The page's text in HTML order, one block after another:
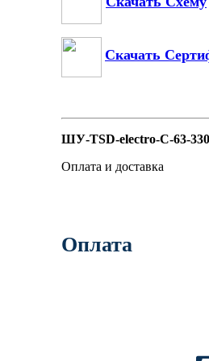
Скачать
ШУ-TSD-electro-C-63-330
Оплата и доставка
Оплата